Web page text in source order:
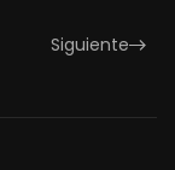
Siguiente